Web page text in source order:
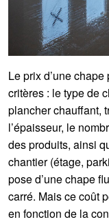
Le prix d’une
critères : le type de
plancher chauffant,
l’épaisseur, le
des produits, ainsi
chantier (étage,
pose d’une chape
carré. Mais ce coût
en fonction de la